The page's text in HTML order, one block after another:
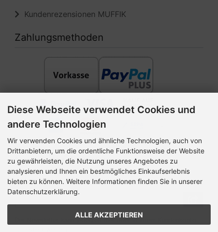
Kundenrezensionen MUFFIK
Zahlungsmethoden
Newsletter-Anmeldung
E-Mail-Adresse:
Diese Webseite verwendet Cookies und
andere Technologien
Wir verwenden Cookies und ähnliche Technologien, auch von
Drittanbietern, um die ordentliche Funktionsweise der Website
zu gewährleisten, die Nutzung unseres Angebotes zu
analysieren und Ihnen ein bestmögliches Einkaufserlebnis
bieten zu können. Weitere Informationen finden Sie in unserer
Datenschutzerklärung.
ALLE AKZEPTIEREN